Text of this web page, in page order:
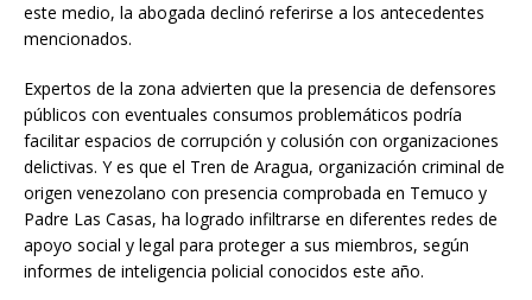
este medio, la abogada declinó referirse a los antecedentes
mencionados.
Expertos de la zona advierten que la presencia de defensores
públicos con eventuales consumos problemáticos podría
facilitar espacios de corrupción y colusión con organizaciones
delictivas. Y es que el Tren de Aragua, organización criminal de
origen venezolano con presencia comprobada en Temuco y
Padre Las Casas, ha logrado infiltrarse en diferentes redes de
apoyo social y legal para proteger a sus miembros, según
informes de inteligencia policial conocidos este año.